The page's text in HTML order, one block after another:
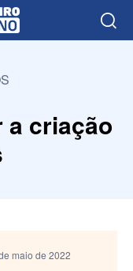
a criação
maio de 2022